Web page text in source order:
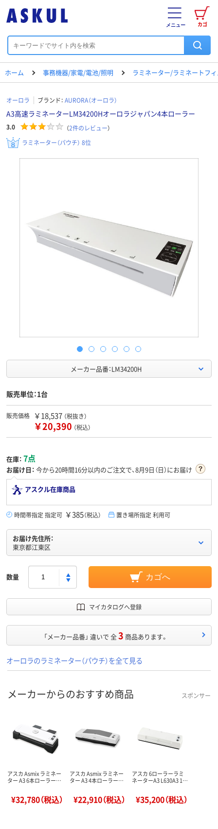
カゴ
メニュー
ホーム 事務機器/家電/電池/照明 ラミネーター/ラミネートフ
オーロラ ブランド： AURORA（オーロラ）
A3高速ラミネーターLM34200Hオーロラジャパン4本ローラー
3.0 （2件のレビュー）
ラミネーター（パウチ） 8位
メーカー品番：LM34200H
販売単位：1台
販売価格 ￥18,537 （税抜き）
￥20,390 （税込）
在庫： 7点
お届け日： 今から20時間16分以内のご注文で、8月9日（日）にお届け
アスクル在庫商品
時間帯指定 指定可 ￥385（税込） 置き場所指定 利用可
お届け先住所：
東京都江東区
数量 カゴへ
マイカタログへ登録
「メーカー品番」 違いで 全3 商品あります。
オーロラのラミネーター（パウチ）を全て見る
メーカーからのおすすめ商品 スポンサー
アスカ Asmix ラミネー
ター A3 6本ローラー…
¥32,780（税込）
アスカ Asmix ラミネー
ター A3 4本ローラー…
¥22,910（税込）
アスカ 6ローラーラミ
ネーターA3 L630A3 1…
¥35,200（税込）